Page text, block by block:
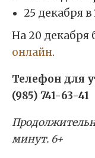
25 декабря в
На 20 декабря
онлайн.
Телефон для
(985) 741-63-41
минут. 6+